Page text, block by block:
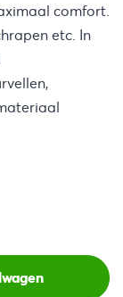
comfort.
etc. In